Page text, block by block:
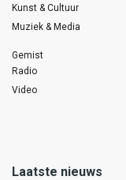
Kunst & Cultuur
Muziek & Media
Gemist
Radio
Video
Laatste nieuws